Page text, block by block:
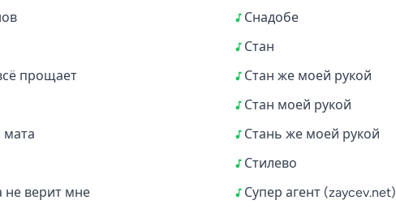
прощает
мата
не верит мне
Снадобе
Стан
Стан же моей рукой
Стан моей рукой
Стань же моей рукой
Стилево
Супер агент (zaycev.net)